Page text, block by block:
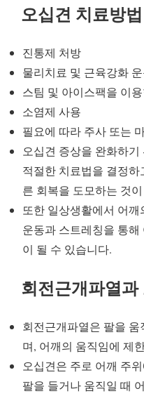
오십견 치료방법
진통제 처방
물리치료 및 근육강화
스팀 및 아이스팩을 이
소염제 사용
필요에 따라 주사 또는
오십견 증상을 완화하
적절한 치료법을 결정
른 회복을 도모하는 것
또한 일상생활에서 어
운동과 스트레칭을 통
이 될 수 있습니다.
회전근개파열
회전근개파열은 팔을
며, 어깨의 움직임에 제
오십견은 주로 어깨 주
팔을 들거나 움직일 때